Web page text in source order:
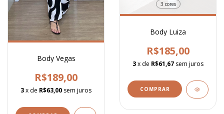
Body Vegas
R$189,00
3x de R$63,00 sem juros
3 cores
Body Luiza
R$185,00
3x de R$61,67 sem juros
COMPRAR